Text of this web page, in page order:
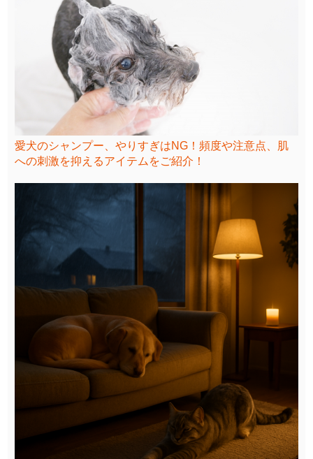
愛犬のシャンプー、やりすぎはNG！頻度や注意点、肌
への刺激を抑えるアイテムをご紹介！